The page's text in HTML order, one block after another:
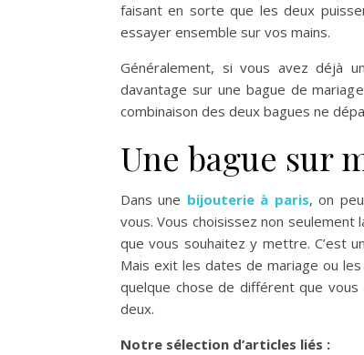
faisant en sorte que les deux
essayer ensemble sur vos mains.
Généralement, si vous avez déjà
davantage sur une bague de
combinaison des deux bagues ne
Une bague sur
Dans une bijouterie à paris, on
vous. Vous choisissez non
que vous souhaitez y mettre. C’est
Mais exit les dates de mariage ou
quelque chose de différent que
deux.
Notre sélection d’articles liés :